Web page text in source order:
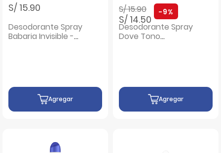
S/ 15.90
Desodorante Spray
Babaria Invisible -
Agregar
Precio rebajado de
S/ 15.90a
S/ 14.50
-9%
Desodorante Spray
Dove Tono
Agregar